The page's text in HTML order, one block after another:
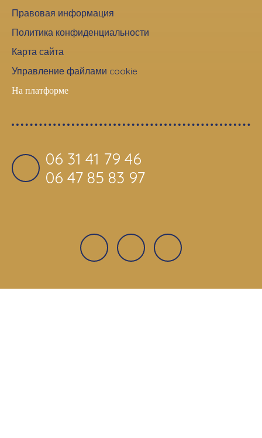
Правовая информация
Политика конфиденциальности
Карта сайта
Управление файлами cookie
На платформе
06 31 41 79 46
06 47 85 83 97